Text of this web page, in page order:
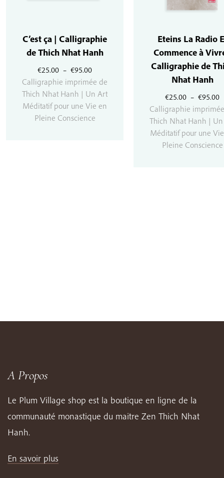
€25.00 – €95.00Plage
de
prix :
€25.00
à
C’est ça | Calligraphie
de Thich Nhat Hanh
Calligraphie imprimée de
Thich Nhat Hanh | Un Art
Méditatif pour une Vie en
Pleine Conscience
€25.00 – €95.00
à
Eteins La Radio
Commence à
Calligraphie de
Nhat Hanh
Calligraphie
Thich Nhat Hanh |
Méditatif pour une
Pleine Conscience
A Propos
Le Plum Village shop est la boutique en ligne de la
communauté monastique du maitre Zen Thich Nhat
Hanh.
En savoir plus